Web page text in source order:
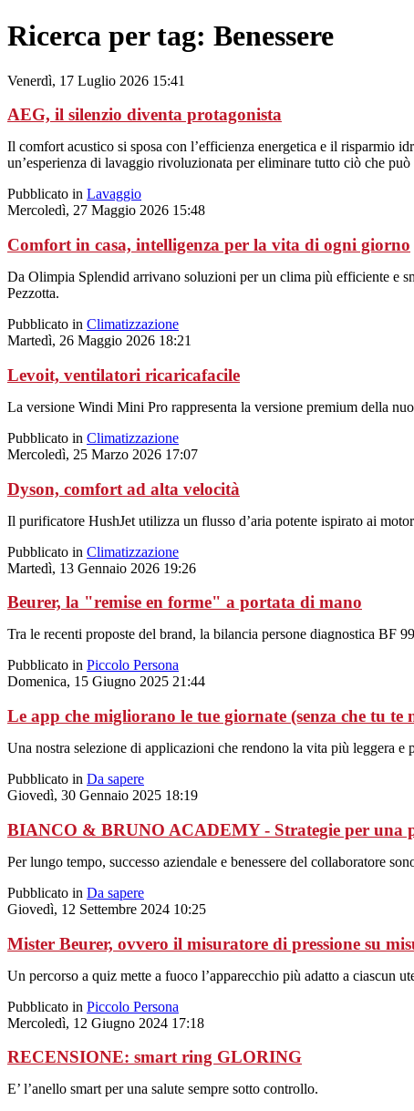
Ricerca per tag: Benessere
Venerdì, 17 Luglio 2026 15:41
AEG, il silenzio diventa protagonista
Il comfort acustico si sposa con l’efficienza energetica e il risparmio
un’esperienza di lavaggio rivoluzionata per eliminare tutto ciò che può
Pubblicato in Lavaggio
Mercoledì, 27 Maggio 2026 15:48
Comfort in casa, intelligenza per la vita di ogni giorno
Da Olimpia Splendid arrivano soluzioni per un clima più efficiente e
Pezzotta.
Pubblicato in Climatizzazione
Martedì, 26 Maggio 2026 18:21
Levoit, ventilatori ricaricafacile
La versione Windi Mini Pro rappresenta la versione premium della
Pubblicato in Climatizzazione
Mercoledì, 25 Marzo 2026 17:07
Dyson, comfort ad alta velocità
Il purificatore HushJet utilizza un flusso d’aria potente ispirato ai
Pubblicato in Climatizzazione
Martedì, 13 Gennaio 2026 19:26
Beurer, la "remise en forme" a portata di mano
Tra le recenti proposte del brand, la bilancia persone diagnostica BF
Pubblicato in Piccolo Persona
Domenica, 15 Giugno 2025 21:44
Le app che migliorano le tue giornate (senza che tu te
Una nostra selezione di applicazioni che rendono la vita più leggera e
Pubblicato in Da sapere
Giovedì, 30 Gennaio 2025 18:19
BIANCO & BRUNO ACADEMY - Strategie per una
Per lungo tempo, successo aziendale e benessere del collaboratore
Pubblicato in Da sapere
Giovedì, 12 Settembre 2024 10:25
Mister Beurer, ovvero il misuratore di pressione su
Un percorso a quiz mette a fuoco l’apparecchio più adatto a ciascun
Pubblicato in Piccolo Persona
Mercoledì, 12 Giugno 2024 17:18
RECENSIONE: smart ring GLORING
E’ l’anello smart per una salute sempre sotto controllo.